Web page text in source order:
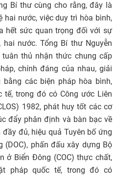
Bí thư cùng cho rằng, đây là
hai nước, việc duy trì hòa bình,
hết sức quan trọng đối với sự
nước. Tổng Bí thư Nguyễn
thủ nhận thức chung cấp
chính đáng của nhau, giải
các biện pháp hòa bình,
tế, trong đó có Công ước Liên
1982, phát huy tốt các cơ
đẩy phân định và bàn bạc về
đủ, hiệu quả Tuyên bố ứng
(DOC), phấn đấu xây dựng Bộ
ở Biển Đông (COC) thực chất,
pháp quốc tế, trong đó có